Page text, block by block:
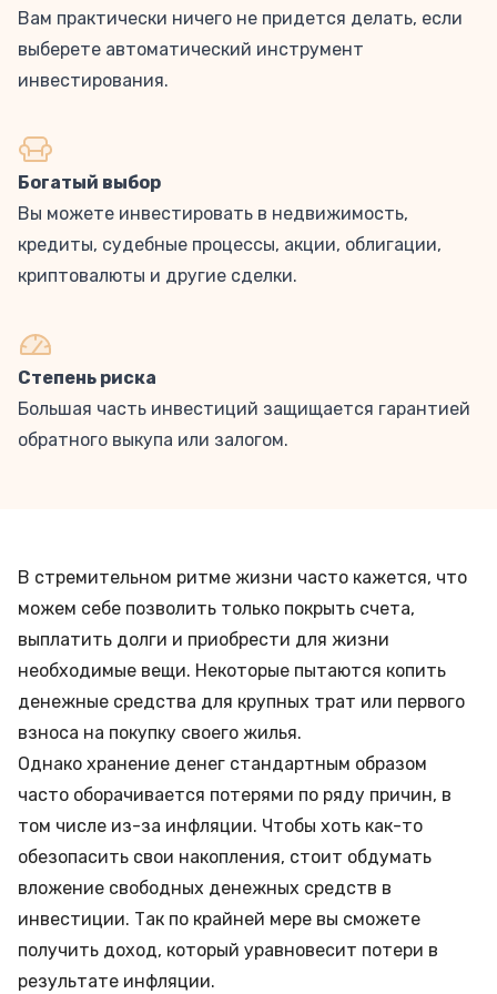
Вам практически ничего не придется делать, если
выберете автоматический инструмент
инвестирования.
Богатый выбор
Вы можете инвестировать в недвижимость,
кредиты, судебные процессы, акции, облигации,
криптовалюты и другие сделки.
Степень риска
Большая часть инвестиций защищается гарантией
обратного выкупа или залогом.
В стремительном ритме жизни часто кажется, что
можем себе позволить только покрыть счета,
выплатить долги и приобрести для жизни
необходимые вещи. Некоторые пытаются копить
денежные средства для крупных трат или первого
взноса на покупку своего жилья.
Однако хранение денег стандартным образом
часто оборачивается потерями по ряду причин, в
том числе из-за инфляции. Чтобы хоть как-то
обезопасить свои накопления, стоит обдумать
вложение свободных денежных средств в
инвестиции. Так по крайней мере вы сможете
получить доход, который уравновесит потери в
результате инфляции.